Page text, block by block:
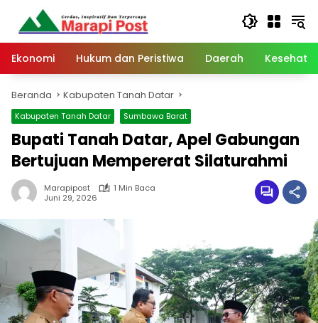
Langsung
konten
Ekonomi
Hukum dan Peristiwa Daerah
Beranda Kabupaten Tanah Datar
Kabupaten Tanah Datar Sumbawa Barat
Bupati Tanah Datar, Apel Gabungan
Bertujuan Mempererat Silaturahmi
Marapipost
1 Min Baca
Juni 29, 2026